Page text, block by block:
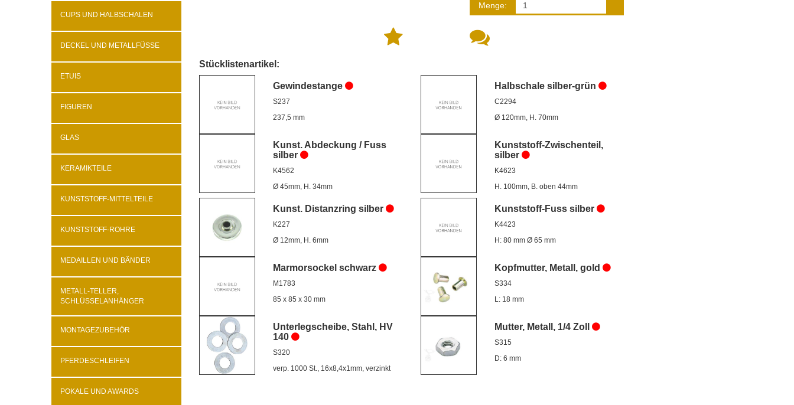
CUPS UND HALBSCHALEN
DECKEL UND METALLFÜSSE
ETUIS
FIGUREN
GLAS
KERAMIKTEILE
KUNSTSTOFF-MITTELTEILE
KUNSTSTOFF-ROHRE
MEDAILLEN UND BÄNDER
METALL-TELLER,
SCHLÜSSELANHÄNGER
MONTAGEZUBEHÖR
PFERDESCHLEIFEN
POKALE UND AWARDS
Menge:
Stücklistenartikel:
Gewindestange
S237
237,5 mm
Halbschale silber-grün
C2294
Ø 120mm, H. 70mm
Kunst. Abdeckung / Fuss
silber
K4562
Ø 45mm, H. 34mm
Kunststoff-Zwischenteil,
silber
K4623
H. 100mm, B. oben 44mm
Kunst. Distanzring silber
K227
Ø 12mm, H. 6mm
Kunststoff-Fuss silber
K4423
H: 80 mm Ø 65 mm
Marmorsockel schwarz
M1783
85 x 85 x 30 mm
Kopfmutter, Metall, gold
S334
L: 18 mm
Unterlegscheibe, Stahl, HV
140
S320
verp. 1000 St., 16x8,4x1mm, verzinkt
Mutter, Metall, 1/4 Zoll
S315
D: 6 mm